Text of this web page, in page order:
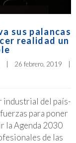
sus palancas
realidad un
26 febrero, 2019
industrial del país-
para poner
la Agenda 2030
de las